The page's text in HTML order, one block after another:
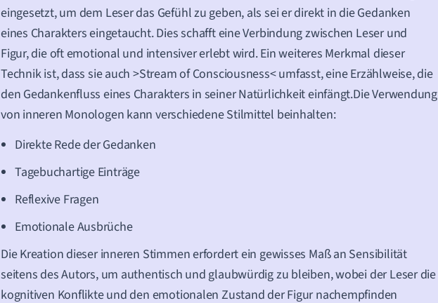
eingesetzt, um dem Leser das Gefühl zu geben, als sei er direkt in die Gedanken
eines Charakters eingetaucht. Dies schafft eine Verbindung zwischen Leser und
Figur, die oft emotional und intensiver erlebt wird. Ein weiteres Merkmal dieser
Technik ist, dass sie auch >Stream of Consciousness< umfasst, eine Erzählweise, die
den Gedankenfluss eines Charakters in seiner Natürlichkeit einfängt.Die Verwendung
von inneren Monologen kann verschiedene Stilmittel beinhalten:
Direkte Rede der Gedanken
Tagebuchartige Einträge
Reflexive Fragen
Emotionale Ausbrüche
Die Kreation dieser inneren Stimmen erfordert ein gewisses Maß an Sensibilität
seitens des Autors, um authentisch und glaubwürdig zu bleiben, wobei der Leser die
kognitiven Konflikte und den emotionalen Zustand der Figur nachempfinden